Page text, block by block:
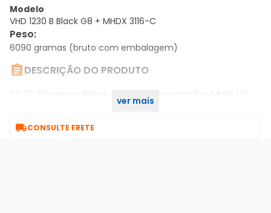
Modelo
VHD 1230 B Black G8 + MHDX 3116-C
Peso:
6090 gramas (bruto com embalagem)
DESCRIÇÃO DO PRODUTO
Kit 10 Câmeras Black Bullet Infravermelho Multi HD
ver mais
CONSULTE FRETE